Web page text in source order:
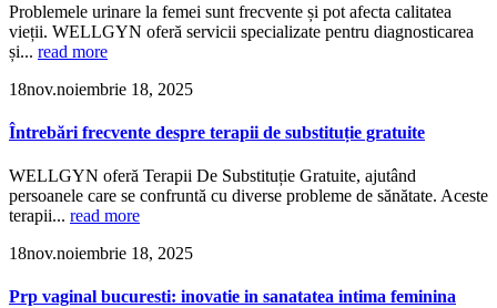
Problemele urinare la femei sunt frecvente și pot afecta calitatea
vieții. WELLGYN oferă servicii specializate pentru diagnosticarea
și... read more
18nov.noiembrie 18, 2025
Întrebări frecvente despre terapii de substituție gratuite
WELLGYN oferă Terapii De Substituție Gratuite, ajutând
persoanele care se confruntă cu diverse probleme de sănătate. Aceste
terapii... read more
18nov.noiembrie 18, 2025
Prp vaginal bucuresti: inovatie in sanatatea intima feminina